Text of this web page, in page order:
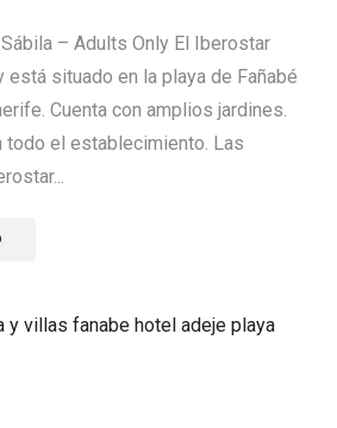
– Adults Only El Iberostar
está situado en la playa de Fañabé
Cuenta con amplios jardines.
todo el establecimiento. Las